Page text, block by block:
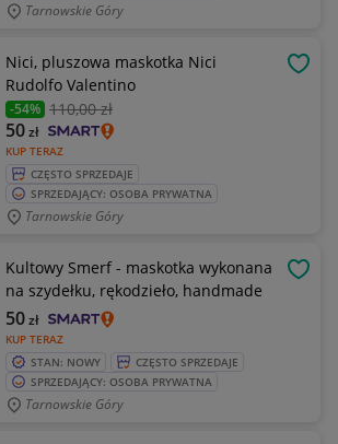
Tarnowskie Góry
Nici, pluszowa maskotka Nici
Rudolfo Valentino
-54% 110,00 zł
KUP TERAZ
50zł
CZĘSTO SPRZEDAJE
SPRZEDAJĄCY: OSOBA PRYWATNA
Tarnowskie Góry
Kultowy Smerf - maskotka wykonana
na szydełku, rękodzieło, handmade
KUP TERAZ
50zł
STAN: NOWY
CZĘSTO SPRZEDAJE
SPRZEDAJĄCY: OSOBA PRYWATNA
Tarnowskie Góry